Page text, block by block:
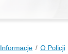
Informacje O Policji